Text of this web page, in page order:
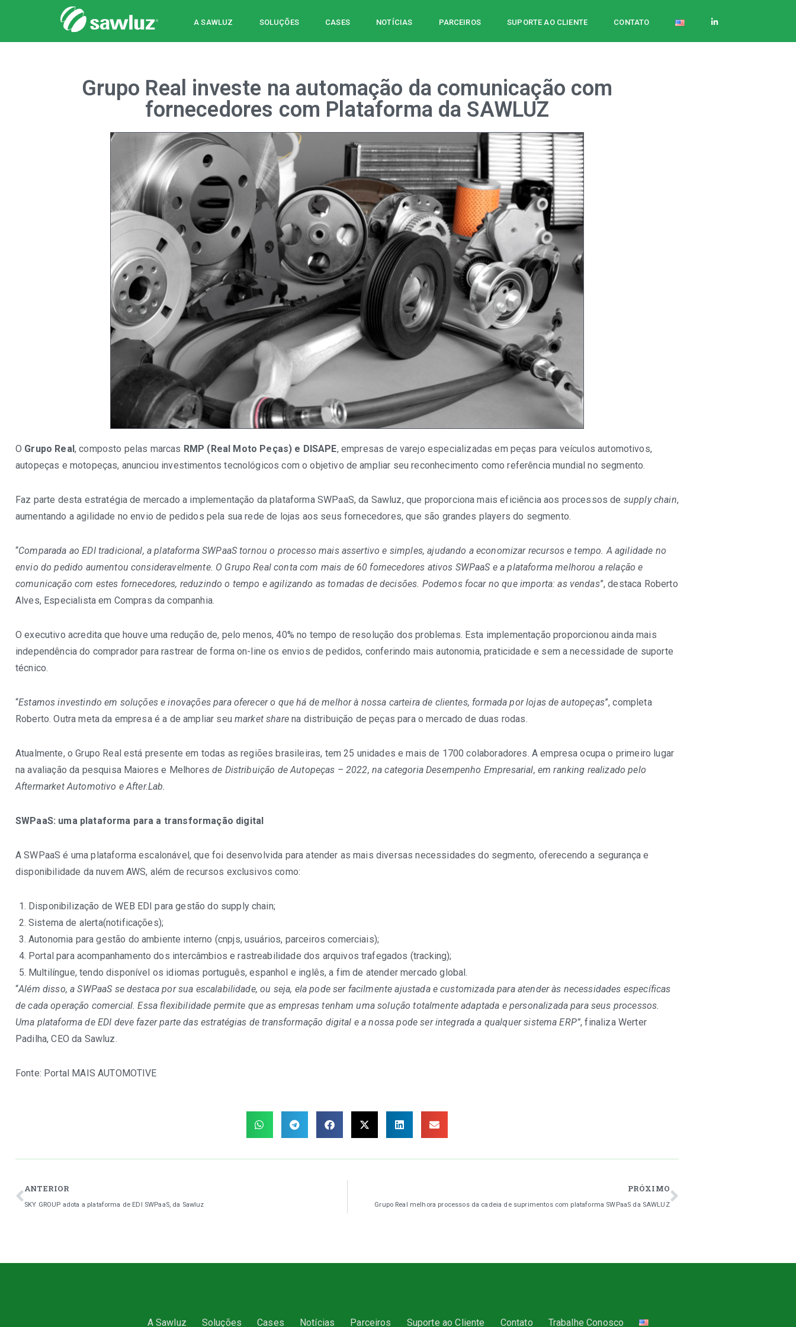
Sawluz
A SAWLUZ SOLUÇÕES CASES NOTÍCIAS PARCEIROS SUPORTE AO CLIENTE CONTATO
Grupo Real investe na automação da comunicação com
fornecedores com Plataforma da SAWLUZ
O Grupo Real, composto pelas marcas RMP (Real Moto Peças) e DISAPE, empresas de varejo especializadas em peças para veículos automotivos,
autopeças e motopeças, anunciou investimentos tecnológicos com o objetivo de ampliar seu reconhecimento como referência mundial no segmento.
Faz parte desta estratégia de mercado a implementação da plataforma SWPaaS, da Sawluz, que proporciona mais eficiência aos processos de supply chain,
aumentando a agilidade no envio de pedidos pela sua rede de lojas aos seus fornecedores, que são grandes players do segmento.
“Comparada ao EDI tradicional, a plataforma SWPaaS tornou o processo mais assertivo e simples, ajudando a economizar recursos e tempo. A agilidade no
envio do pedido aumentou consideravelmente. O Grupo Real conta com mais de 60 fornecedores ativos SWPaaS e a plataforma melhorou a relação e
comunicação com estes fornecedores, reduzindo o tempo e agilizando as tomadas de decisões. Podemos focar no que importa: as vendas”, destaca Roberto
Alves, Especialista em Compras da companhia.
O executivo acredita que houve uma redução de, pelo menos, 40% no tempo de resolução dos problemas. Esta implementação proporcionou ainda mais
independência do comprador para rastrear de forma on-line os envios de pedidos, conferindo mais autonomia, praticidade e sem a necessidade de suporte
técnico.
“Estamos investindo em soluções e inovações para oferecer o que há de melhor à nossa carteira de clientes, formada por lojas de autopeças”, completa
Roberto. Outra meta da empresa é a de ampliar seumarket sharena distribuição de peças para o mercado de duas rodas.
Atualmente, o Grupo Real está presente em todas as regiões brasileiras, tem 25 unidades e mais de 1700 colaboradores. A empresa ocupa o primeiro lugar
na avaliação da pesquisa Maiores e Melhoresde Distribuição de Autopeças – 2022, na categoria Desempenho Empresarial, em ranking realizado pelo
Aftermarket Automotivo e After.Lab.
SWPaaS: uma plataforma para a transformação digital
A SWPaaS é uma plataforma escalonável, que foi desenvolvida para atender as mais diversas necessidades do segmento, oferecendo a segurança e
disponibilidade da nuvem AWS, além de recursos exclusivos como:
Disponibilização de WEB EDI para gestão do supply chain;
Sistema de alerta(notificações);
Autonomia para gestão do ambiente interno (cnpjs, usuários, parceiros comerciais);
Portal para acompanhamento dos intercâmbios e rastreabilidade dos arquivos trafegados (tracking);
Multilíngue, tendo disponível os idiomas português, espanhol e inglês, a fim de atender mercado global.
“Além disso, a SWPaaS se destaca por sua escalabilidade, ou seja, ela pode ser facilmente ajustada e customizada para atender às necessidades específicas
de cada operação comercial. Essa flexibilidade permite que as empresas tenham uma solução totalmente adaptada e personalizada para seus processos.
Uma plataforma de EDI deve fazer parte das estratégias de transformação digital e a nossa pode ser integrada a qualquer sistema ERP”, finaliza Werter
Padilha, CEO da Sawluz.
Fonte: Portal MAIS AUTOMOTIVE
ANTERIOR
SKY GROUP adota a plataforma de EDI SWPaaS, da Sawluz
PRÓXIMO
Grupo Real melhora processos da cadeia de suprimentos com plataforma SWPaaS da SAWLUZ
A Sawluz Soluções Cases Notícias Parceiros Suporte ao Cliente Contato Trabalhe Conosco